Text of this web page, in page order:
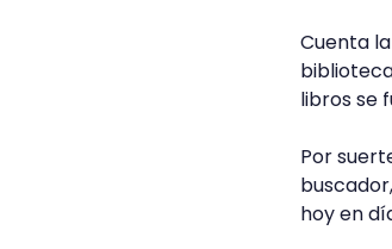
Cuenta
libros se
Por
hoy en